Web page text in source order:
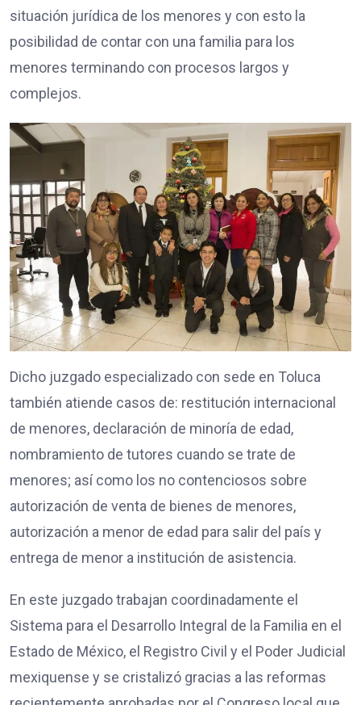
situación jurídica de los menores y con esto la
posibilidad de contar con una familia para los
menores terminando con procesos largos y
complejos.
Dicho juzgado especializado con sede en Toluca
también atiende casos de: restitución internacional
de menores, declaración de minoría de edad,
nombramiento de tutores cuando se trate de
menores; así como los no contenciosos sobre
autorización de venta de bienes de menores,
autorización a menor de edad para salir del país y
entrega de menor a institución de asistencia.
En este juzgado trabajan coordinadamente el
Sistema para el Desarrollo Integral de la Familia en el
Estado de México, el Registro Civil y el Poder Judicial
mexiquense y se cristalizó gracias a las reformas